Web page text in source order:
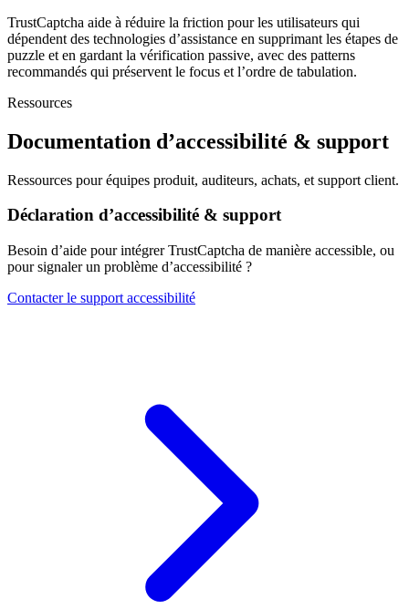
TrustCaptcha aide à réduire la friction pour les utilisateurs qui
dépendent des technologies d’assistance en supprimant les étapes de
puzzle et en gardant la vérification passive, avec des patterns
recommandés qui préservent le focus et l’ordre de tabulation.
Ressources
Documentation d’accessibilité & support
Ressources pour équipes produit, auditeurs, achats, et support client.
Déclaration d’accessibilité & support
Besoin d’aide pour intégrer TrustCaptcha de manière accessible, ou
pour signaler un problème d’accessibilité ?
Contacter le support accessibilité